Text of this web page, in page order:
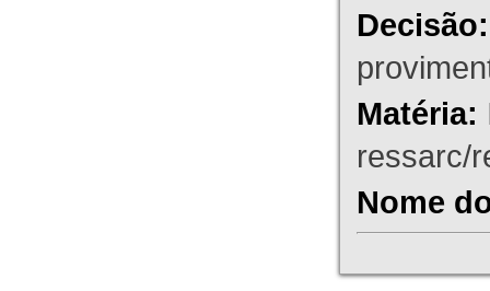
Decisão:
Matéria:
ressarc/
Nome